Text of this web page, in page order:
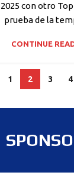
con otro
prueba de la
CONTINUE
1 2 3 4